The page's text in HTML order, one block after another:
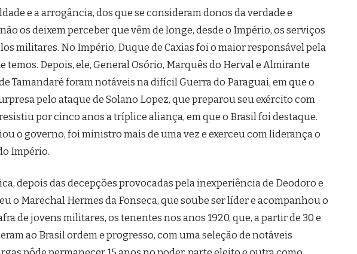
e a arrogância, dos que se consideram donos da verdade e
os deixem perceber que vêm de longe, desde o Império, os serviços
militares. No Império, Duque de Caxias foi o maior responsável pela
Depois, ele, General Osório, Marquês do Herval e Almirante
Tamandaré foram notáveis na difícil Guerra do Paraguai, em que o
pelo ataque de Solano Lopez, que preparou seu exército com
por cinco anos a tríplice aliança, em que o Brasil foi destaque.
o governo, foi ministro mais de uma vez e exerceu com liderança o
Império.
depois das decepções provocadas pela inexperiência de Deodoro e
o Marechal Hermes da Fonseca, que soube ser líder e acompanhou o
de jovens militares, os tenentes nos anos 1920, que, a partir de 30 e
ao Brasil ordem e progresso, com uma seleção de notáveis